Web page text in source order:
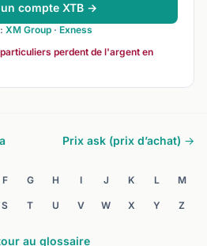
compte XTB →
XM Group · Exness
perdent de l'argent en
Prix ask (prix d’achat) →
F G H I J K L M
S T U V W X Y Z
au glossaire